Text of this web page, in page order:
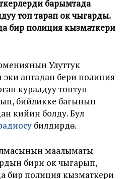
барымтада
топ тарап ок чыгарды.
бир полиция кызматкери
Улуттук
аптадан бери полиция
куралдуу топтун
бийликке багынып
кийин болду. Бул
билдирүүдө.
маалыматы
бири ок чыгарып,
полиция кызматкери